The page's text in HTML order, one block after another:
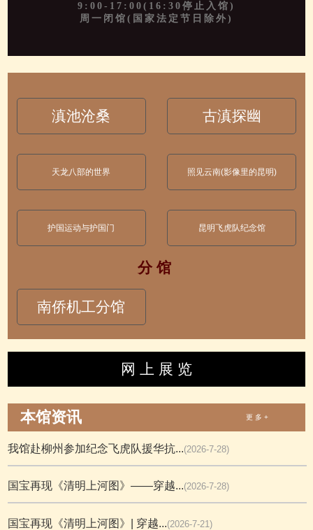
9:00-17:00(16:30停止入馆)
周一闭馆(国家法定节日除外)
滇池沧桑 古滇探幽
天龙八部的世界 照见云南(影像里的昆明)
护国运动与护国门 昆明飞虎队纪念馆
分 馆
南侨机工分馆
网 上 展 览
本馆资讯 更 多 +
我馆赴柳州参加纪念飞虎队援华抗...(2026-7-28)
国宝再现《清明上河图》——穿越...(2026-7-28)
国宝再现《清明上河图》| 穿越...(2026-7-21)